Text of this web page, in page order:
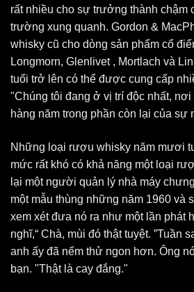
rất nhiều cho sự trưởng thành chậm
trường xung quanh. Gordon &
whisky cũ cho dòng sản phẩm cổ
Longmorn, Glenlivet , Mortlach và
tuổi trở lên có thể được cung cấp
"Chúng tôi đang ở vị trí độc nhất,
hàng năm trong phần còn lại của sự
Những loại rượu whisky năm mươi
mức rất khó có khả năng một loại
lại một người quản lý nhà máy
một mẫu thùng những năm 1960 và
xem xét đưa nó ra như một lần phát
nghĩ,“ Chà, mùi đó thật tuyệt. ”Tuần
anh ấy đã nếm thử ngon hơn. Ông
bạn. "Thật là cay đắng."